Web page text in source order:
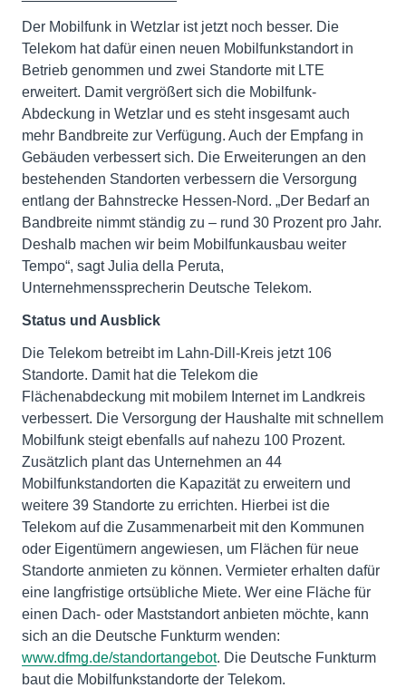
Der Mobilfunk in Wetzlar ist jetzt noch besser. Die
Telekom hat dafür einen neuen Mobilfunkstandort in
Betrieb genommen und zwei Standorte mit LTE
erweitert. Damit vergrößert sich die Mobilfunk-
Abdeckung in Wetzlar und es steht insgesamt auch
mehr Bandbreite zur Verfügung. Auch der Empfang in
Gebäuden verbessert sich. Die Erweiterungen an den
bestehenden Standorten verbessern die Versorgung
entlang der Bahnstrecke Hessen-Nord. „Der Bedarf an
Bandbreite nimmt ständig zu – rund 30 Prozent pro Jahr.
Deshalb machen wir beim Mobilfunkausbau weiter
Tempo“, sagt Julia della Peruta,
Unternehmenssprecherin Deutsche Telekom.
Status und Ausblick
Die Telekom betreibt im Lahn-Dill-Kreis jetzt 106
Standorte. Damit hat die Telekom die
Flächenabdeckung mit mobilem Internet im Landkreis
verbessert. Die Versorgung der Haushalte mit schnellem
Mobilfunk steigt ebenfalls auf nahezu 100 Prozent.
Zusätzlich plant das Unternehmen an 44
Mobilfunkstandorten die Kapazität zu erweitern und
weitere 39 Standorte zu errichten. Hierbei ist die
Telekom auf die Zusammenarbeit mit den Kommunen
oder Eigentümern angewiesen, um Flächen für neue
Standorte anmieten zu können. Vermieter erhalten dafür
eine langfristige ortsübliche Miete. Wer eine Fläche für
einen Dach- oder Maststandort anbieten möchte, kann
sich an die Deutsche Funkturm wenden:
www.dfmg.de/standortangebot. Die Deutsche Funkturm
baut die Mobilfunkstandorte der Telekom.